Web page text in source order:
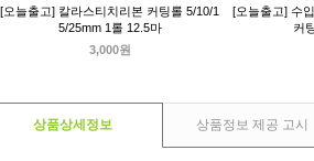
[오늘출고] 칼라스티치리본 커팅롤 5/10/1
5/25mm 1롤 12.5마
3,000원
[오늘출고] 수
커
상품상세정보 상품정보 제공 고시